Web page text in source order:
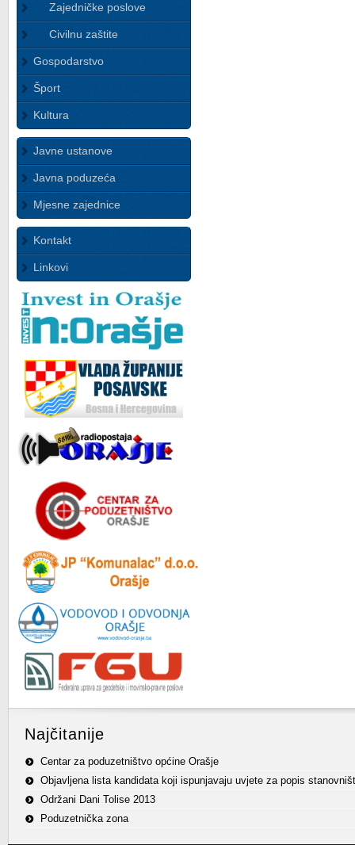
Zajedničke poslove
Civilnu zaštite
Gospodarstvo
Šport
Kultura
Javne ustanove
Javna poduzeća
Mjesne zajednice
Kontakt
Linkovi
Najčitanije
Centar za poduzetništvo općine Orašje
Objavljena lista kandidata koji ispunjavaju uvjete za popis
Održani Dani Tolise 2013
Poduzetnička zona